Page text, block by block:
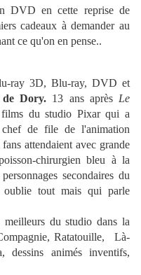
DVD en cette reprise de
cadeaux à demander au
ce qu'on en pense..
ray 3D, Blu-ray, DVD et
Dory. 13 ans après Le
du studio Pixar qui a
de file de l'animation
attendaient avec grande
chirurgien bleu à la
secondaires du
oublie tout mais qui parle
du studio dans la
Ratatouille, Là-
dessins animés inventifs,